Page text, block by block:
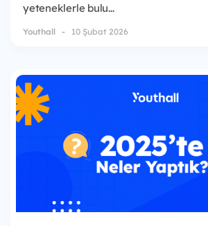
yeteneklerle bulu...
Youthall 10 Şubat 2026